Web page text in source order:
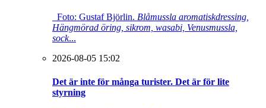
Foto: Gustaf Björlin. Blåmussla aromatiskdressing,
Hängmörad öring, sikrom, wasabi, Venusmussla,
sock...
2026-08-05 15:02
Det är inte för många turister. Det är för lite
styrning